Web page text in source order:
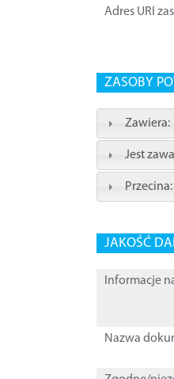
Adres URI
ZASOBY
Zawiera:
Jest
Przecina:
JAKOŚĆ
Informacje
Nazwa